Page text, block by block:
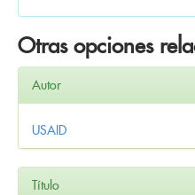
Otras opciones
Autor
USAID
Título